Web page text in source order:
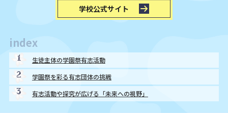
学校公式サイト
index
1 生徒主体の学園祭有志活動
2 学園祭を彩る有志団体の挑戦
3 有志活動や探究が広げる「未来への視野」